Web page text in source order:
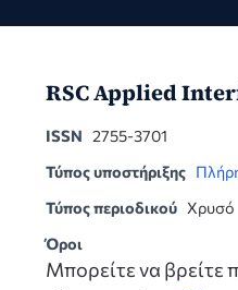
RSC Applied
ISSN 2755-3701
Τύπος υποστήριξης
Τύπος περιοδικού Χρυσό
Όροι
Μπορείτε να βρείτε